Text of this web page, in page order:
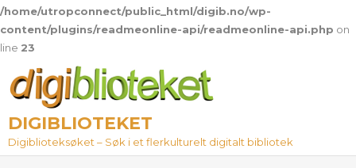
/home/utropconnect/public_html/digib.no/wp-
content/plugins/readmeonline-api/readmeonline-api.php on
line 23
content
DIGIBLIOTEKET
Digiblioteksøket – Søk i et flerkulturelt digitalt bibliotek